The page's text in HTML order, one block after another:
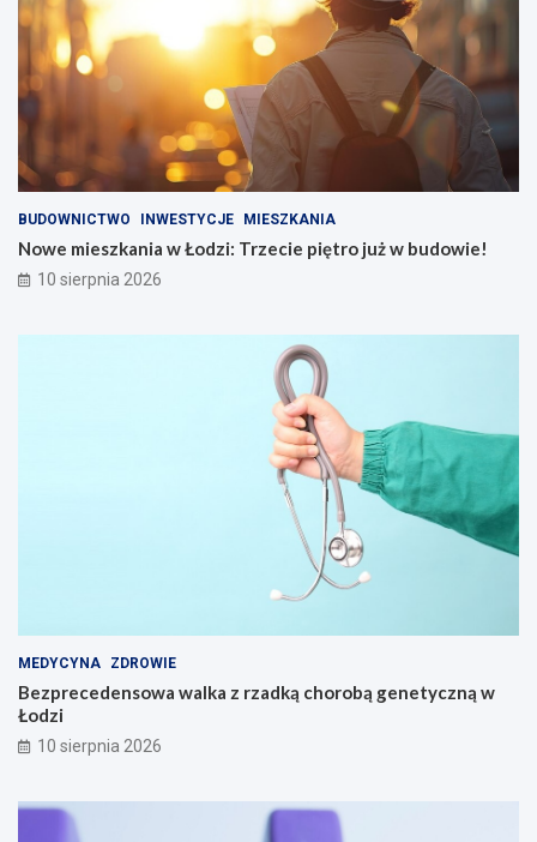
k
a
ń
c
ó
!
BUDOWNICTWO INWESTYCJE MIESZKANIA
Nowe mieszkania w Łodzi: Trzecie piętro już w budowie!
10 sierpnia 2026
MEDYCYNA ZDROWIE
Bezprecedensowa walka z rzadką chorobą genetyczną w
Łodzi
10 sierpnia 2026